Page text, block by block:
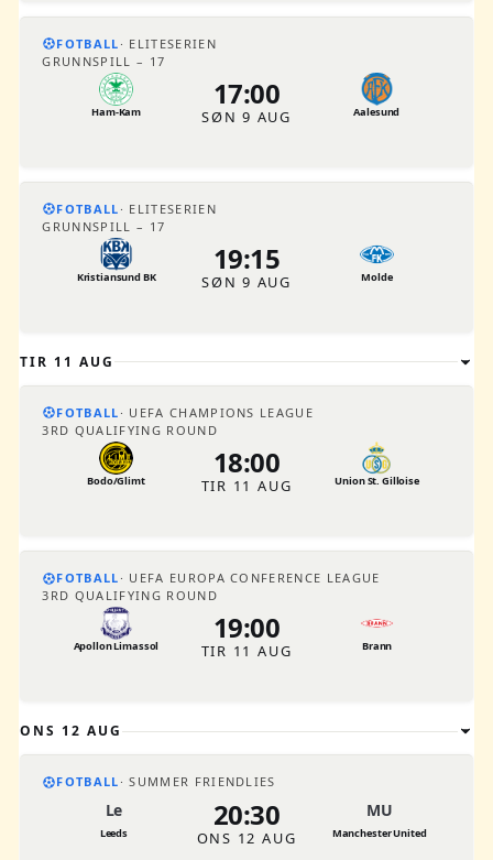
FOTBALL
ELITESERIEN
GRUNNSPILL – 17
Ham-Kam
17:00
SØN 9 AUG Aalesund
FOTBALL
ELITESERIEN
GRUNNSPILL – 17
Kristiansund BK
19:15
SØN 9 AUG Molde
TIR 11 AUG
FOTBALL
UEFA CHAMPIONS LEAGUE
3RD QUALIFYING ROUND
Bodo/Glimt
18:00
TIR 11 AUG Union St. Gilloise
FOTBALL
UEFA EUROPA CONFERENCE LEAGUE
3RD QUALIFYING ROUND
Apollon Limassol
19:00
TIR 11 AUG Brann
ONS 12 AUG
FOTBALL SUMMER FRIENDLIES
Le
Leeds
20:30
ONS 12 AUG Manchester United
MU